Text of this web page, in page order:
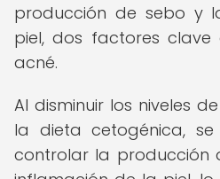
producción de sebo y
piel, dos factores
acné.
Al disminuir los niveles
la dieta cetogénica,
controlar la producción